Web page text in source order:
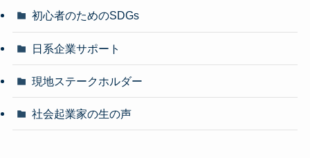
初心者のためのSDGs
日系企業サポート
現地ステークホルダー
社会起業家の生の声